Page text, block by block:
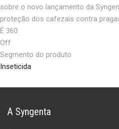
sobre o novo lançamento da
proteção dos cafezais contra
É 360
Off
Segmento do produto
Inseticida
A Syngenta